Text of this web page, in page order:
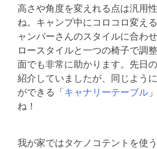
高さや角度を変えれる点は汎用
ね。キャンプ中にコロコロ変え
ャンパーさんのスタイルに合わ
ロースタイルと一つの椅子で調
面でも非常に助かります。先日
紹介していましたが、同じよう
ができる「キャナリーテーブル
ね！
我が家ではタケノコテントを使